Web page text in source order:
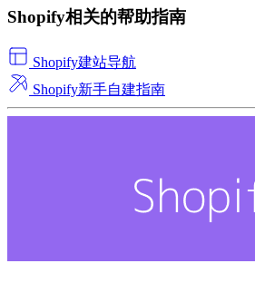
Shopify相关的帮助指南
Shopify建站导航
Shopify新手自建指南